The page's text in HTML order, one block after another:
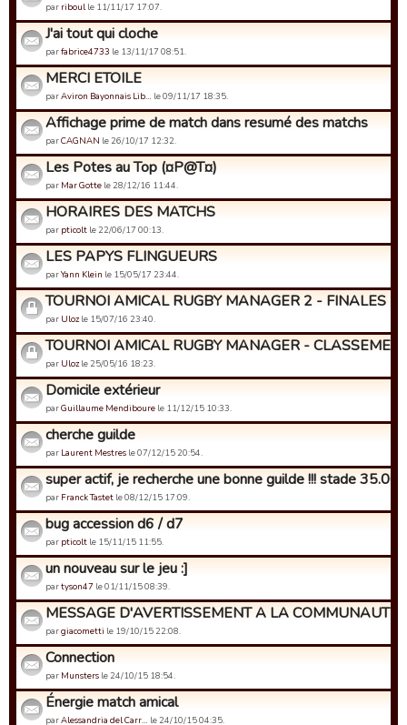
par riboul le 11/11/17 17:07.
J'ai tout qui cloche
parfabrice4733 le 13/11/17 08:51.
MERCI ETOILE
parAviron Bayonnais Lib… le 09/11/17 18:35.
Affichage prime de match dans resumé des matchs
parCAGNAN le 26/10/17 12:32.
Les Potes au Top (¤P@T¤)
par Mar Gotte le 28/12/16 11:44.
HORAIRES DES MATCHS
par pticolt le 22/06/17 00:13.
LES PAPYS FLINGUEURS
parYann Klein le 15/05/17 23:44.
TOURNOI AMICAL RUGBY MANAGER 2 - FINALES
par Ulozle 15/07/16 23:40.
TOURNOI AMICAL RUGBY MANAGER -
par Ulozle 25/05/16 18:23.
Domicile extérieur
parGuillaume Mendiboure le 11/12/15 10:33.
cherche guilde
par Laurent Mestres le 07/12/15 20:54.
super actif, je recherche une bonne guilde !!! stade
par Franck Tastet le 08/12/15 17:09.
bug accession d6 / d7
par pticolt le 15/11/15 11:55.
un nouveau sur le jeu :]
partyson47 le 01/11/15 08:39.
MESSAGE D'AVERTISSEMENT A LA COMMUNAUTE
pargiacometti le 19/10/15 22:08.
Connection
par Munsters le 24/10/15 18:54.
Énergie match amical
parAlessandria del Carr… le 24/10/15 04:35.